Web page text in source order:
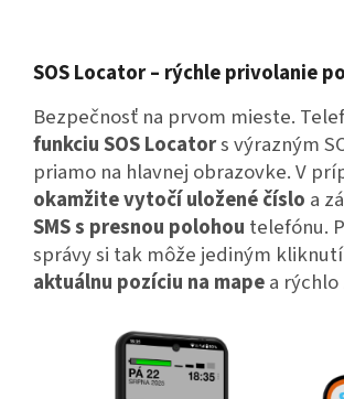
SOS Locator – rýchle privolanie
Bezpečnosť na prvom mieste.
funkciu SOS Locators výrazným
priamo na hlavnej obrazovke.V
okamžite vytočí uložené číslo a
SMS s presnou polohou telefónu.
správy si tak môže jediným
aktuálnu pozíciu na mapea